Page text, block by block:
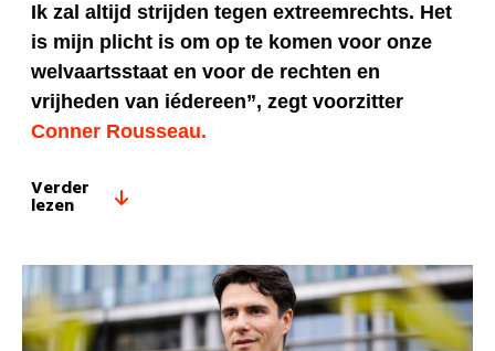
Ik zal altijd strijden tegen extreemrechts. Het
is mijn plicht is om op te komen voor onze
welvaartsstaat en voor de rechten en
vrijheden van iédereen”, zegt voorzitter
Conner Rousseau.
Verder
lezen